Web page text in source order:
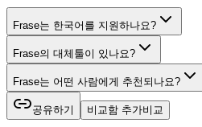
Frase는 한국어를 지원하나요?
Frase의 대체툴이 있나요?
Frase는 어떤 사람에게 추천되나요?
공유하기 비교함 추가비교